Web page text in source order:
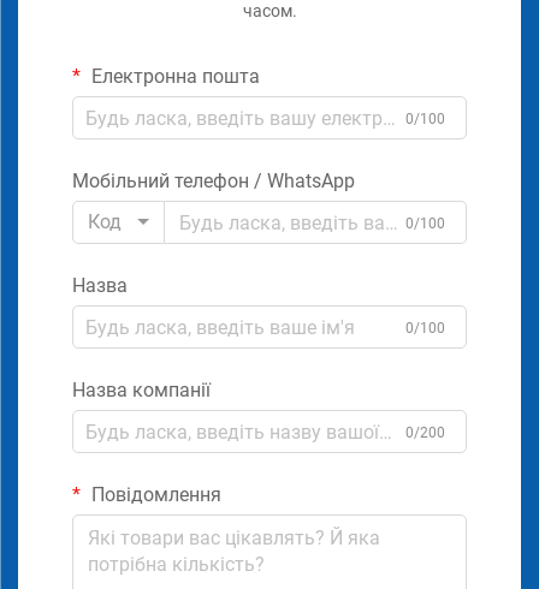
часом.
Електронна пошта
0/100
Мобільний телефон / WhatsApp
Код
0/100
Назва
0/100
Назва компанії
0/200
Повідомлення